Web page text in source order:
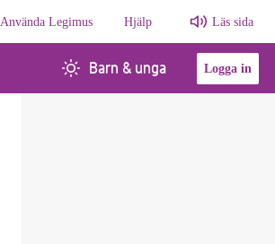
Använda Legimus Hjälp Läs sida
Barn & unga Logga in